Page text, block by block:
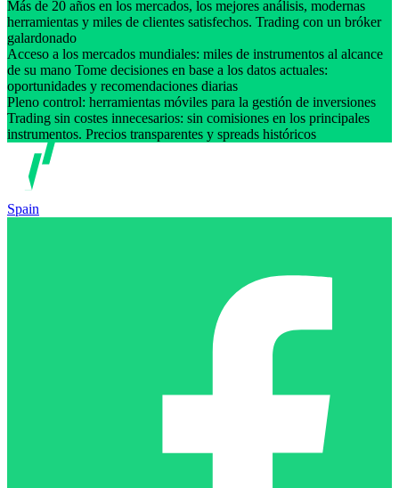
Más de 20 años en los mercados, los mejores análisis, modernas
herramientas y miles de clientes satisfechos. Trading con un bróker
galardonado
Acceso a los mercados mundiales: miles de instrumentos al alcance
de su mano Tome decisiones en base a los datos actuales:
oportunidades y recomendaciones diarias
Pleno control: herramientas móviles para la gestión de inversiones
Trading sin costes innecesarios: sin comisiones en los principales
instrumentos. Precios transparentes y spreads históricos
Spain